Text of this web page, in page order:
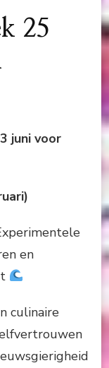
25
juni voor
en
culinaire